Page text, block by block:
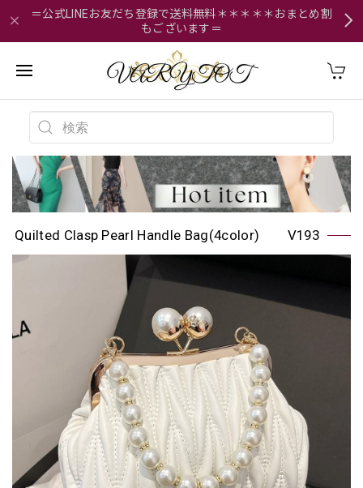
＝公式LINEお友だち登録で送料無料＊＊＊＊＊おまとめ割
もございます＝
Quilted Clasp Pearl Handle Bag(4color) V193